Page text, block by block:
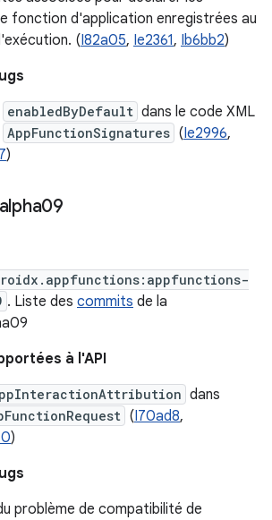
fonction d'application enregistrées au
(I82a05, Ie2361, Ib6bb2)
enabledByDefault dans le code XML
AppFunctionSignatures (Ie2996,
)
. Liste des commits de la
à l'API
dans
(I70ad8,
)
problème de compatibilité de